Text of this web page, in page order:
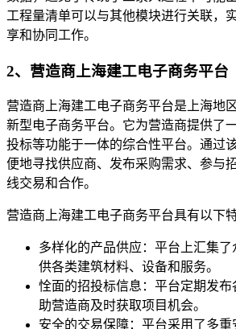
工程量清单可以与其他模块进行关联，
享和协同工作。
2、营造商上海建工电子商务平台
营造商上海建工电子商务平台是上海地
新型电子商务平台。它为营造商提供了
投标等功能于一体的综合性平台。通过
便地寻找供应商、发布采购需求、参与
线交易和合作。
营造商上海建工电子商务平台具有以下特
多样化的产品供应：平台上汇集
供各类建筑材料、设备和服务。
恮面的招投标信息：平台定期发
助营造商及时获取项目机会。
安全的交易保障：平台采用了多